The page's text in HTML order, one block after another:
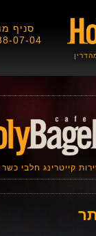
סניף
07-04
קייטרינג חלבי